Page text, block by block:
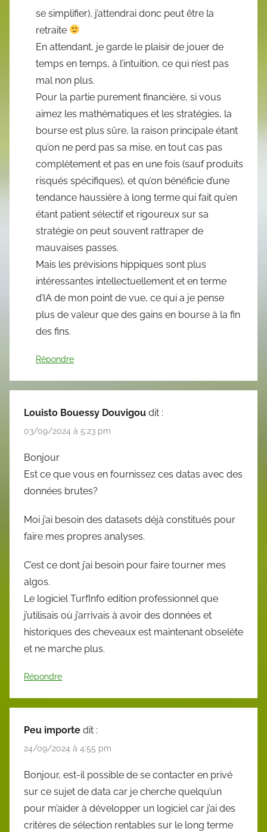
se simplifier), j’attendrai donc peut être la
retraite
En attendant, je garde le plaisir de jouer de
temps en temps, à l’intuition, ce qui n’est pas
mal non plus.
Pour la partie purement financière, si vous
aimez les mathématiques et les stratégies, la
bourse est plus sûre, la raison principale étant
qu’on ne perd pas sa mise, en tout cas pas
complètement et pas en une fois (sauf produits
risqués spécifiques), et qu’on bénéficie d’une
tendance haussière à long terme qui fait qu’en
étant patient sélectif et rigoureux sur sa
stratégie on peut souvent rattraper de
mauvaises passes.
Mais les prévisions hippiques sont plus
intéressantes intellectuellement et en terme
d’IA de mon point de vue, ce qui a je pense
plus de valeur que des gains en bourse à la fin
des fins.
Répondre
Louisto Bouessy Douvigou dit :
03/09/2024 à 5:23 pm
Bonjour
Est ce que vous en fournissez ces datas avec des
données brutes?
Moi j’ai besoin des datasets déjà constitués pour
faire mes propres analyses.
C’est ce dont j’ai besoin pour faire tourner mes
algos.
Le logiciel TurfInfo edition professionnel que
j’utilisais où j’arrivais à avoir des données et
historiques des cheveaux est maintenant obselète
et ne marche plus.
Répondre
Peu importe dit :
24/09/2024 à 4:55 pm
Bonjour, est-il possible de se contacter en privé
sur ce sujet de data car je cherche quelqu’un
pour m’aider à développer un logiciel car j’ai des
critères de sélection rentables sur le long terme